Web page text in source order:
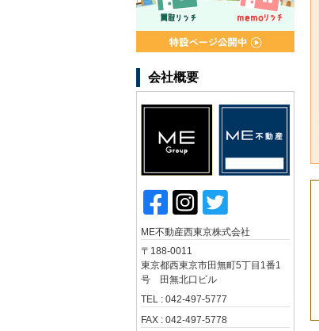
会社概要
ME不動産西東京株式会社
〒188-0011
東京都西東京市田無町5丁目1番1
号 田無北口ビル
TEL : 042-497-5777
FAX : 042-497-5778